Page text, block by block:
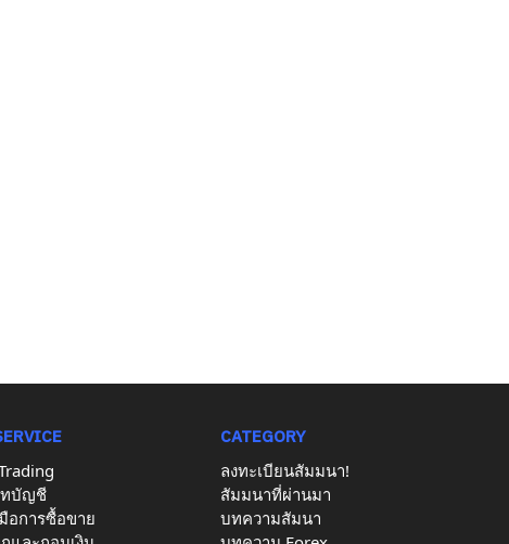
ทบัญชี
อการซื้อขาย
CATEGORY
ลงทะเบียนสัมมนา!
สัมมนาที่ผ่านมา
บทความสัมนา